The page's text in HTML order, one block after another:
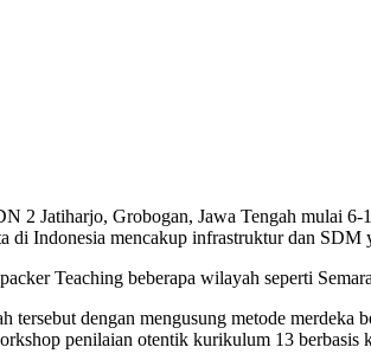
2 Jatiharjo, Grobogan, Jawa Tengah mulai
di Indonesia mencakup infrastruktur dan SDM
Teaching beberapa wilayah seperti
tersebut dengan mengusung metode
penilaian otentik kurikulum 13